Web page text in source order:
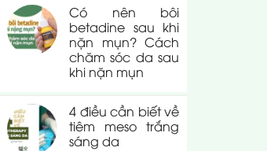
Có nên bôi
betadine sau khi
nặn mụn? Cách
chăm sóc da sau
khi nặn mụn
4 điều cần biết về
tiêm meso trắng
sáng da